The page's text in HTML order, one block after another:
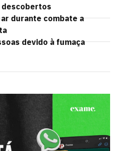
descobertos
durante combate a
devido à fumaça